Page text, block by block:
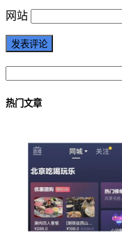
网站
热门文章